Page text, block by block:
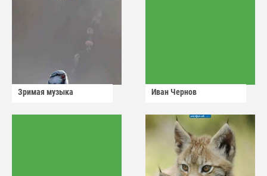
Зримая музыка Иван Чернов